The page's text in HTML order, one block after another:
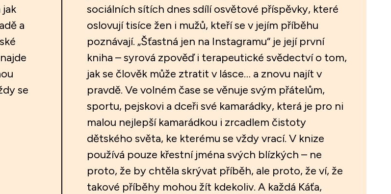
jak
a
se
sociálních sítích dnes sdílí osvětové příspěvky, které
oslovují tisíce žen i mužů, kteří se v jejím příběhu
poznávají. „Šťastná jen na Instagramu“ je její první
kniha – syrová zpověď i terapeutické svědectví o tom,
jak se člověk může ztratit v lásce… a znovu najít v
pravdě. Ve volném čase se věnuje svým přátelům,
sportu, pejskovi a dceři své kamarádky, která je pro ni
malou nejlepší kamarádkou i zrcadlem čistoty
dětského světa, ke kterému se vždy vrací. V knize
používá pouze křestní jména svých blízkých – ne
proto, že by chtěla skrývat příběh, ale proto, že ví, že
takové příběhy mohou žít kdekoliv. A každá Káťa,